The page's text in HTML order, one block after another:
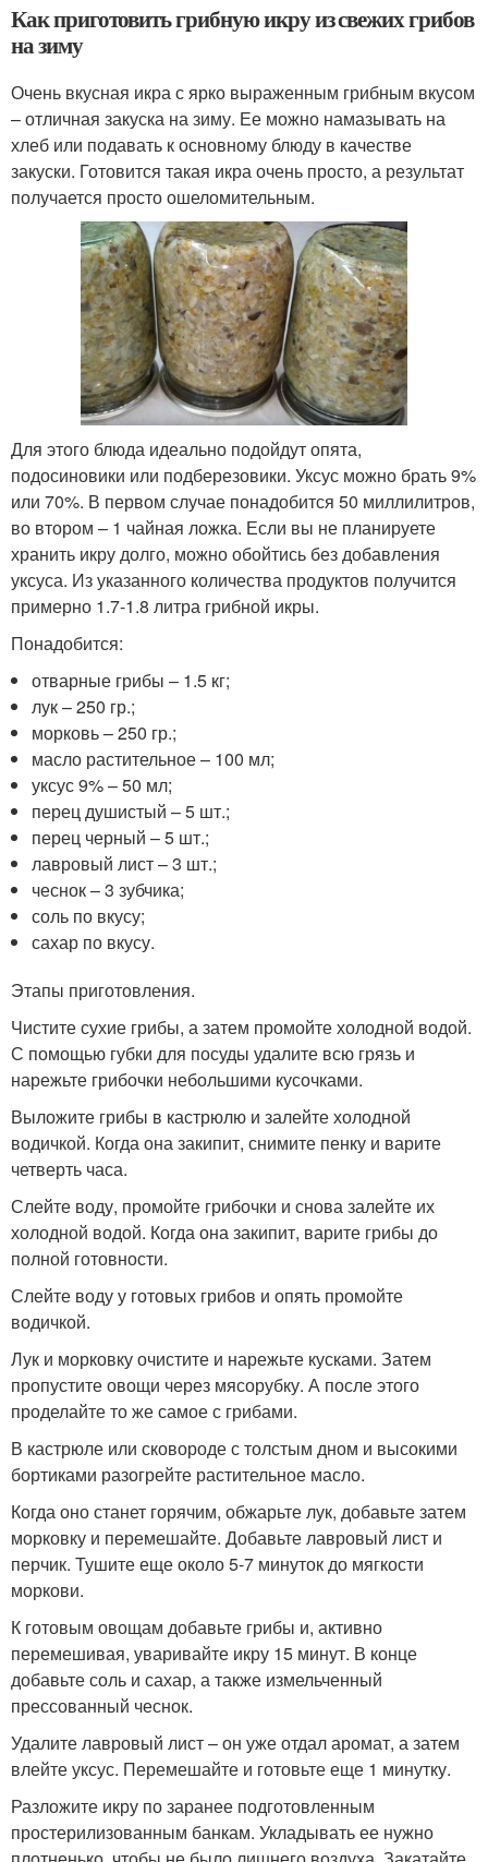
Как приготовить грибную икру из свежих грибов
на зиму
Очень вкусная икра с ярко выраженным грибным вкусом
– отличная закуска на зиму. Ее можно намазывать на
хлеб или подавать к основному блюду в качестве
закуски. Готовится такая икра очень просто, а результат
получается просто ошеломительным.
Для этого блюда идеально подойдут опята,
подосиновики или подберезовики. Уксус можно брать 9%
или 70%. В первом случае понадобится 50 миллилитров,
во втором – 1 чайная ложка. Если вы не планируете
хранить икру долго, можно обойтись без добавления
уксуса. Из указанного количества продуктов получится
примерно 1.7-1.8 литра грибной икры.
Понадобится:
отварные грибы – 1.5 кг;
лук – 250 гр.;
морковь – 250 гр.;
масло растительное – 100 мл;
уксус 9% – 50 мл;
перец душистый – 5 шт.;
перец черный – 5 шт.;
лавровый лист – 3 шт.;
чеснок – 3 зубчика;
соль по вкусу;
сахар по вкусу.
Этапы приготовления.
Чистите сухие грибы, а затем промойте холодной водой.
С помощью губки для посуды удалите всю грязь и
нарежьте грибочки небольшими кусочками.
Выложите грибы в кастрюлю и залейте холодной
водичкой. Когда она закипит, снимите пенку и варите
четверть часа.
Слейте воду, промойте грибочки и снова залейте их
холодной водой. Когда она закипит, варите грибы до
полной готовности.
Слейте воду у готовых грибов и опять промойте
водичкой.
Лук и морковку очистите и нарежьте кусками. Затем
пропустите овощи через мясорубку. А после этого
проделайте то же самое с грибами.
В кастрюле или сковороде с толстым дном и высокими
бортиками разогрейте растительное масло.
Когда оно станет горячим, обжарьте лук, добавьте затем
морковку и перемешайте. Добавьте лавровый лист и
перчик. Тушите еще около 5-7 минуток до мягкости
моркови.
К готовым овощам добавьте грибы и, активно
перемешивая, уваривайте икру 15 минут. В конце
добавьте соль и сахар, а также измельченный
прессованный чеснок.
Удалите лавровый лист – он уже отдал аромат, а затем
влейте уксус. Перемешайте и готовьте еще 1 минутку.
Разложите икру по заранее подготовленным
простерилизованным банкам. Укладывать ее нужно